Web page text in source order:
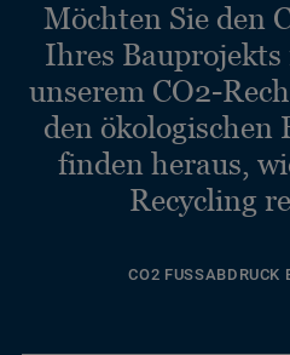
Möchten Sie den
Ihres
unserem CO2-
den ökologischen
finden heraus,
Recycling
CO2 FUSSABDRUCK